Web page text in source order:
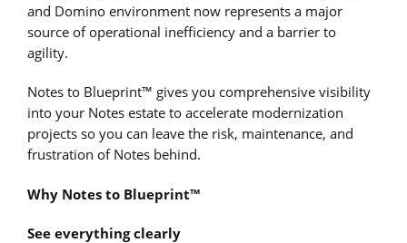
and Domino environment now represents a major
source of operational inefficiency and a barrier to
agility.
Notes to Blueprint™ gives you comprehensive visibility
into your Notes estate to accelerate modernization
projects so you can leave the risk, maintenance, and
frustration of Notes behind.
Why Notes to Blueprint™
See everything clearly